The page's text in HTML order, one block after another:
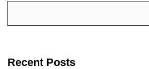
Recent Posts